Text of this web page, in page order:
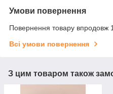
Умови повернення
Повернення товару впродовж
Всі умови повернення
З цим товаром також